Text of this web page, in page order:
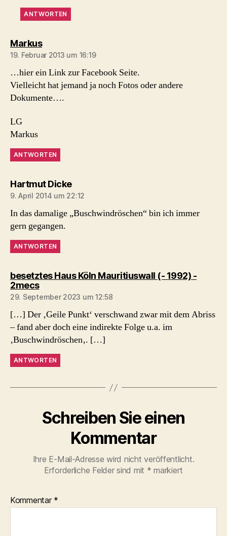
ANTWORTEN
Markussagt:
19. Februar 2013 um 16:19
…hier ein Link zur Facebook Seite.
Vielleicht hat jemand ja noch Fotos oder andere
Dokumente….
LG
Markus
ANTWORTEN
Hartmut Dickesagt:
9. April 2014 um 22:12
In das damalige „Buschwindröschen“ bin ich immer
gern gegangen.
ANTWORTEN
besetztes Haus Köln Mauritiuswall (- 1992) -
2mecssagt:
29. September 2023 um 12:58
[…] Der ‚Geile Punkt‘ verschwand zwar mit dem Abriss
– fand aber doch eine indirekte Folge u.a. im
‚Buschwindröschen‚. […]
ANTWORTEN
Schreiben Sie einen
Kommentar
Ihre E-Mail-Adresse wird nicht veröffentlicht.
Erforderliche Felder sind mit * markiert
Kommentar *